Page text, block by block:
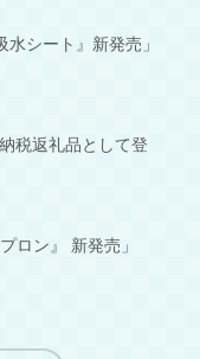
シート』新発売」
税返礼品として登
ロン』 新発売」